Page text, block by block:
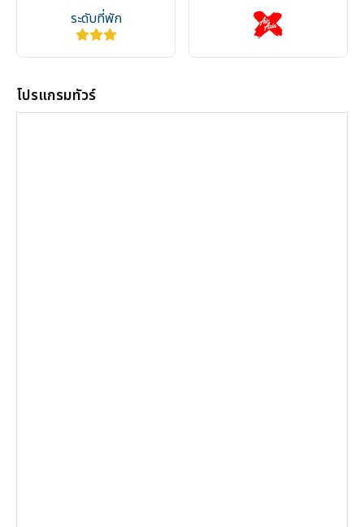
ระดับที่พัก
โปรแกรมทัวร์